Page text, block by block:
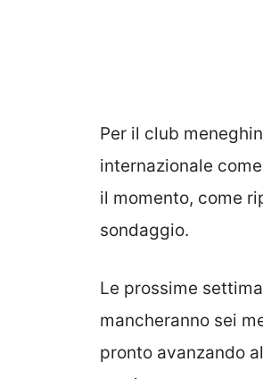
Per il club
internazionale come
il momento, come
sondaggio.
Le prossime
mancheranno sei
pronto avanzando